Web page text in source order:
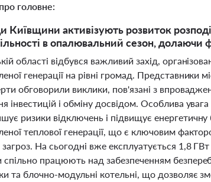
головне:
Київщини активізують розвиток
в опалювальний сезон, долаючи
області відбувся важливий захід,
генерації на рівні громад. Представники
обговорили виклики, пов'язані з
інвестицій і обміну досвідом. Особлива
ризики відключень і підвищує
теплової генерації, що є ключовим
На сьогодні вже експлуатується 1,8
працюють над забезпеченням
та блочно-модульні котельні, що дозволяє